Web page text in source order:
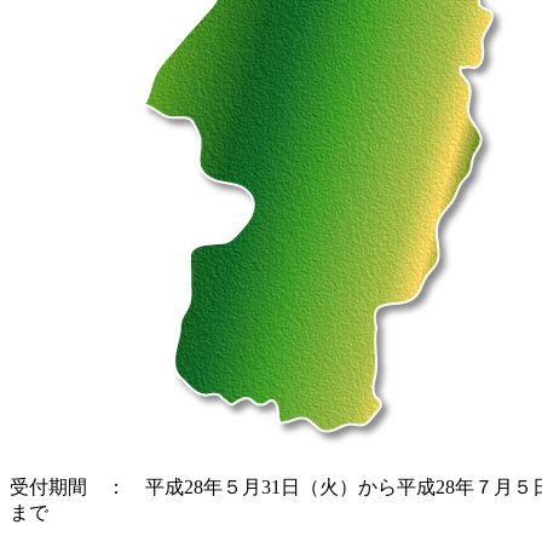
受付期間 ： 平成28年５月31日（火）から平成28年７月５
まで